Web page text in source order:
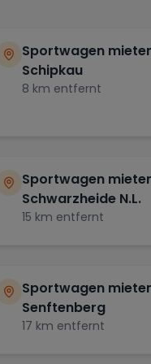
Sportwagen
Schipkau
8 km entfernt
Sportwagen
Schwarzheide N.L.
15 km entfernt
Sportwagen
Senftenberg
17 km entfernt